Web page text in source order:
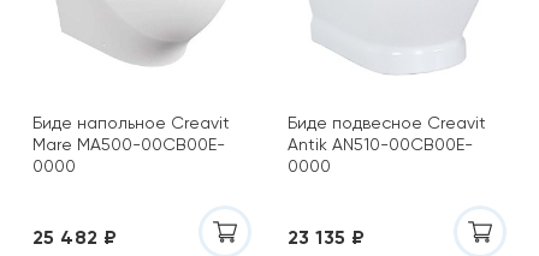
Биде напольное Creavit
Mare MA500-00CB00E-
0000
25 482 ₽
Биде подвесное Creavit
Antik AN510-00CB00E-
0000
23 135 ₽